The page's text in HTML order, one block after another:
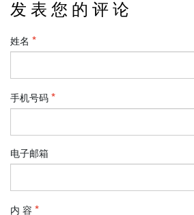
发 表 您 的 评 论
姓名
手机号码
电子邮箱
内 容